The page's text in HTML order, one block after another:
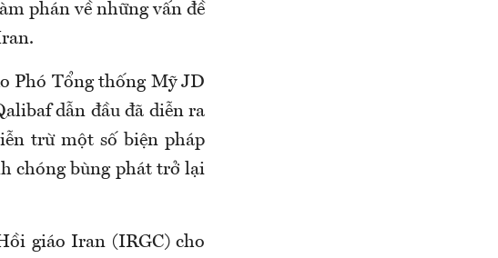
phán về những vấn đề
Phó Tổng thống Mỹ JD
dẫn đầu đã diễn ra
trừ một số biện pháp
chóng bùng phát trở lại
giáo Iran (IRGC) cho